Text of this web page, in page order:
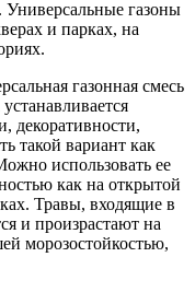
Универсальные газоны
и парках, на
газонная смесь
декоративности,
такой вариант как
использовать ее
как на открытой
Травы, входящие в
и произрастают на
морозостойкостью,